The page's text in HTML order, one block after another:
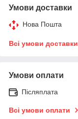
Умови доставки
Нова Пошта
Всі умови доставки
Умови оплати
Післяплата
Всі умови оплати